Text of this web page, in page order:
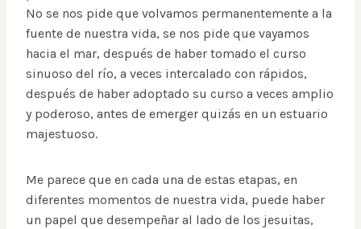
No se nos pide que volvamos permanentemente a la
fuente de nuestra vida, se nos pide que vayamos
hacia el mar, después de haber tomado el curso
sinuoso del río, a veces intercalado con rápidos,
después de haber adoptado su curso a veces amplio
y poderoso, antes de emerger quizás en un estuario
majestuoso.
Me parece que en cada una de estas etapas, en
diferentes momentos de nuestra vida, puede haber
un papel que desempeñar al lado de los jesuitas,